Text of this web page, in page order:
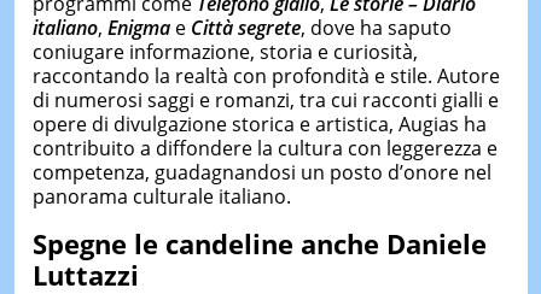
italiano, Enigmae Città segrete, dove ha saputo
coniugare informazione, storia e curiosità,
raccontando la realtà con profondità e stile. Autore
di numerosi saggi e romanzi, tra cui racconti gialli e
opere di divulgazione storica e artistica, Augias ha
contribuito a diffondere la cultura con leggerezza e
competenza, guadagnandosi un posto d’onore nel
panorama culturale italiano.
Spegne le candeline anche Daniele
Luttazzi